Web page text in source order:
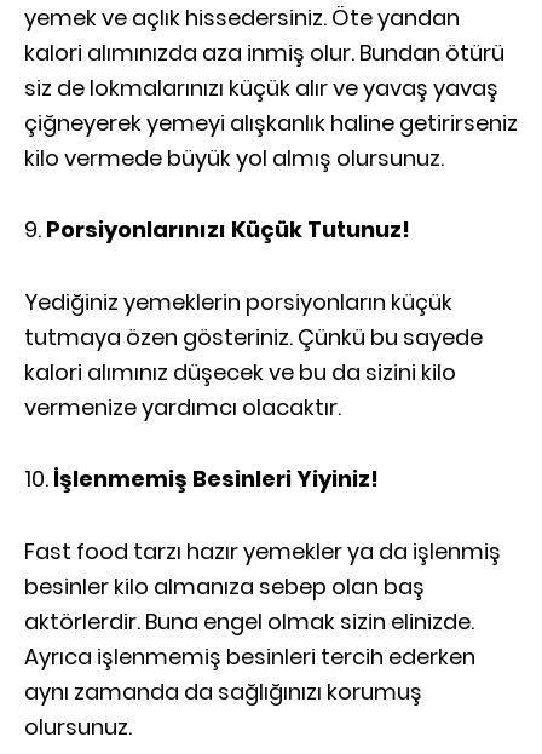
yemek ve açlık hissedersiniz. Öte yandan
kalori alımınızda aza inmiş olur. Bundan ötürü
siz de lokmalarınızı küçük alır ve yavaş yavaş
çiğneyerek yemeyi alışkanlık haline getirirseniz
kilo vermede büyük yol almış olursunuz.
Porsiyonlarınızı Küçük Tutunuz!
Yediğiniz yemeklerin porsiyonların küçük
tutmaya özen gösteriniz. Çünkü bu sayede
kalori alımınız düşecek ve bu da sizini kilo
vermenize yardımcı olacaktır.
İşlenmemiş Besinleri Yiyiniz!
Fast food tarzı hazır yemekler ya da işlenmiş
besinler kilo almanıza sebep olan baş
aktörlerdir. Buna engel olmak sizin elinizde.
Ayrıca işlenmemiş besinleri tercih ederken
aynı zamanda da sağlığınızı korumuş
olursunuz.